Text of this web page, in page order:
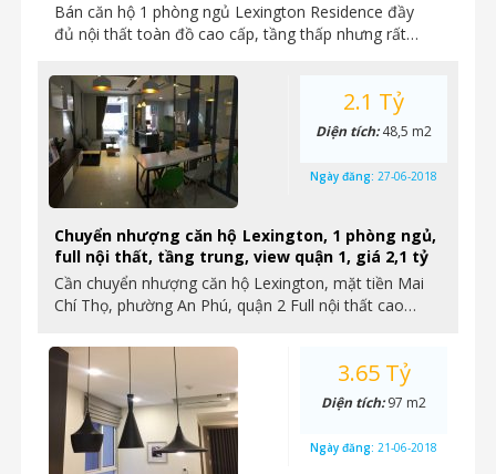
Bán căn hộ 1 phòng ngủ Lexington Residence đầy
đủ nội thất toàn đồ cao cấp, tầng thấp nhưng rất…
Chuyển nhượng căn hộ Lexington, 1 phòng ngủ,
full nội thất, tầng trung, view quận 1, giá 2,1 tỷ
Cần chuyển nhượng căn hộ Lexington, mặt tiền Mai
Chí Thọ, phường An Phú, quận 2 Full nội thất cao…
2.1 Tỷ
Diện tích:48,5 m2
Ngày đăng: 27-06-2018
3.65 Tỷ
Diện tích:97 m2
Ngày đăng: 21-06-2018